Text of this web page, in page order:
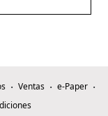
Ventas
e-Paper